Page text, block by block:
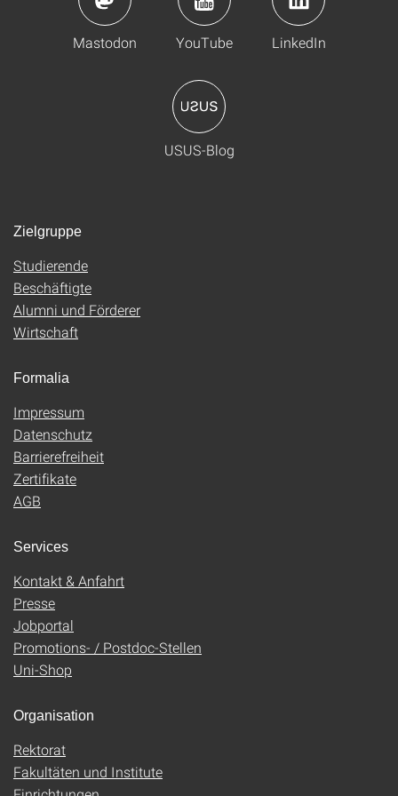
Mastodon YouTube LinkedIn
USUS-Blog
Zielgruppe
Studierende
Beschäftigte
Alumni und Förderer
Wirtschaft
Formalia
Impressum
Datenschutz
Barrierefreiheit
Zertifikate
AGB
Services
Kontakt & Anfahrt
Presse
Jobportal
Promotions- / Postdoc-Stellen
Uni-Shop
Organisation
Rektorat
Fakultäten und Institute